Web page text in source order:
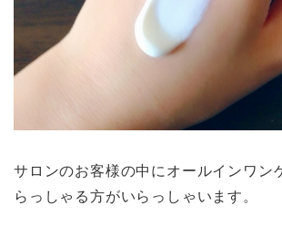
サロンのお客様の中にオールインワン
らっしゃる方がいらっしゃいます。